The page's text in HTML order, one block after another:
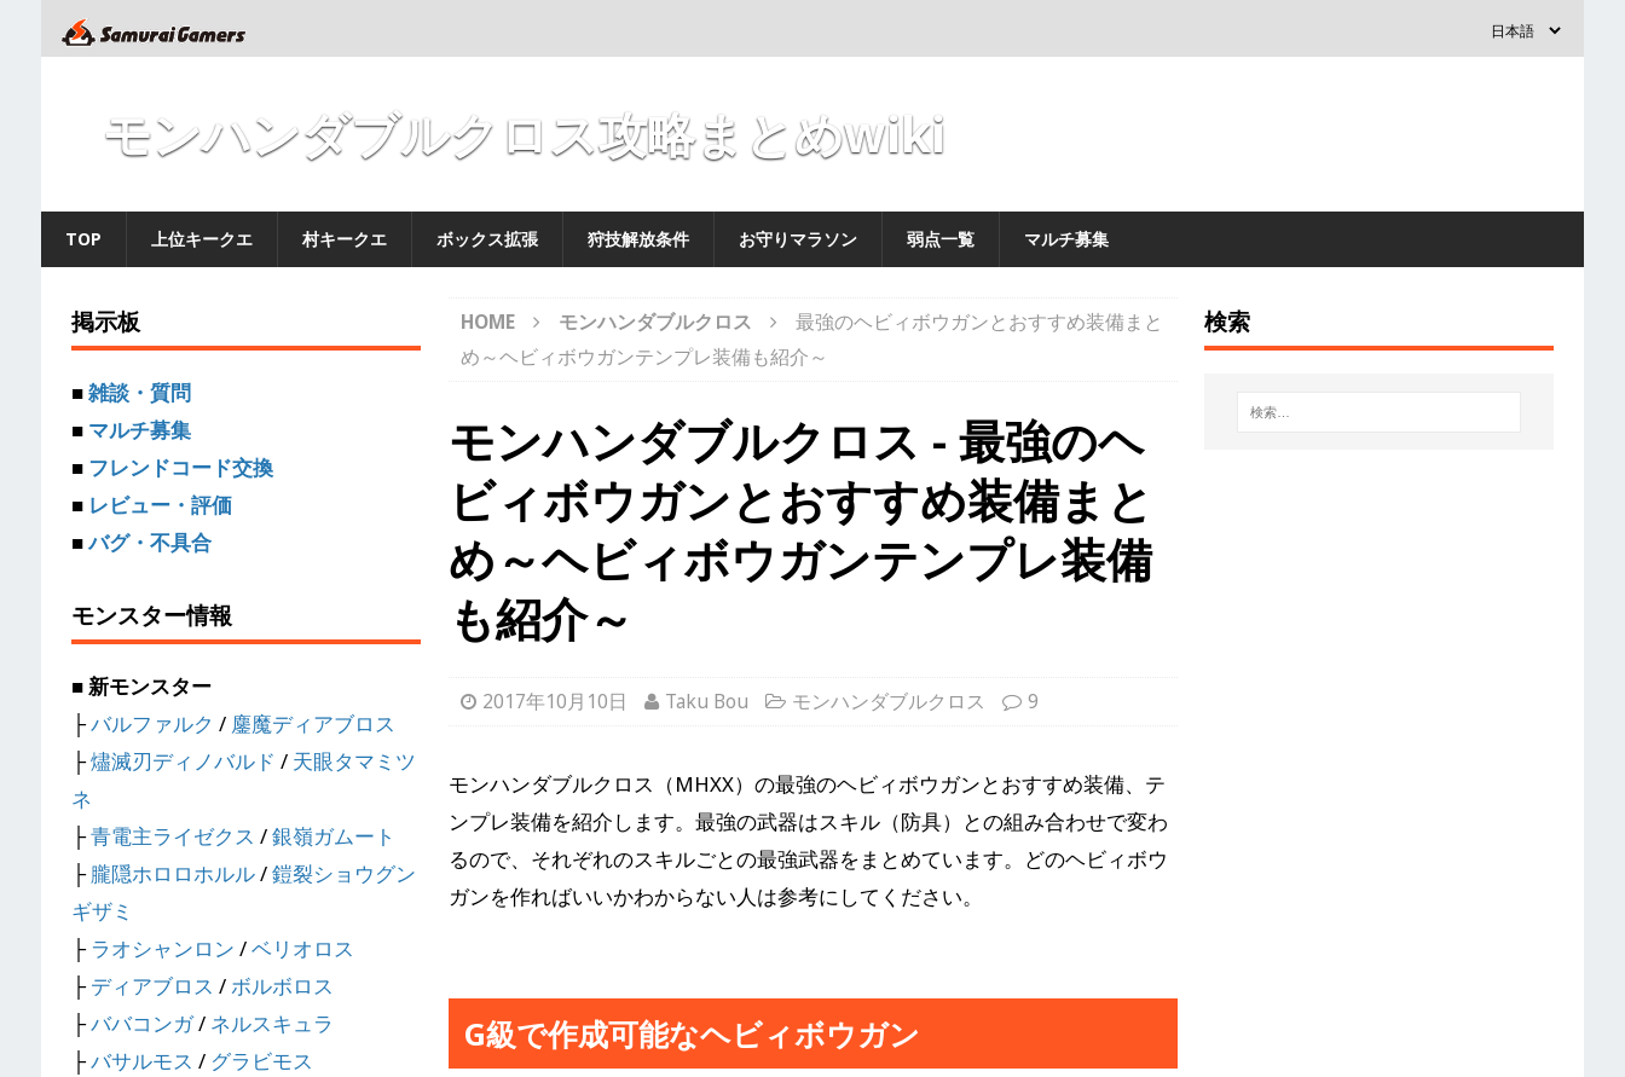
モンハンダブルクロス攻略まとめwiki
TOP 上位キークエ 村キークエ ボックス拡張 狩技解放条件 お守りマラソン 弱点一覧 マルチ募集
HOME モンハンダブルクロス
最強のヘビィボウガンとおすすめ装備まと
め～ヘビィボウガンテンプレ装備も紹介～
モンハンダブルクロス - 最強のヘ
ビィボウガンとおすすめ装備まと
め～ヘビィボウガンテンプレ装備
も紹介～
2017年10月10日 Taku Bou モンハンダブルクロス 9
モンハンダブルクロス（MHXX）の最強のヘビィボウガンとおすすめ装備、テ
ンプレ装備を紹介します。最強の武器はスキル（防具）との組み合わせで変わ
るので、それぞれのスキルごとの最強武器をまとめています。どのヘビィボウ
ガンを作ればいいかわからない人は参考にしてください。
G級で作成可能なヘビィボウガン
掲示板
■雑談・質問
■ マルチ募集
■ フレンドコード交換
■ レビュー・評価
■バグ・不具合
モンスター情報
■ 新モンスター
├バルファルク / 鏖魔ディアブロス
├燼滅刃ディノバルド / 天眼タマミツ
ネ
├青電主ライゼクス /銀嶺ガムート
├朧隠ホロロホルル/鎧裂ショウグン
ギザミ
├ラオシャンロン /ベリオロス
├ディアブロス /ボルボロス
├ババコンガ/ ネルスキュラ
├バサルモス / グラビモス
検索